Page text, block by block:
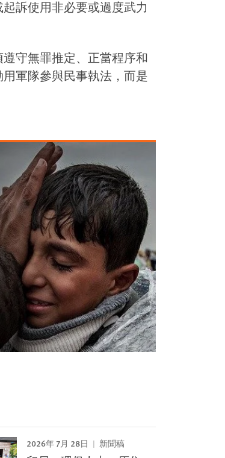
訴使用非必要或過度武力
守無罪推定、正當程序和
軍隊參與民事執法，而是
2026年 7月 28日 新聞稿